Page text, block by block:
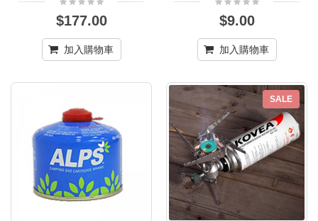
$177.00
加入購物車
$9.00
加入購物車
SALE